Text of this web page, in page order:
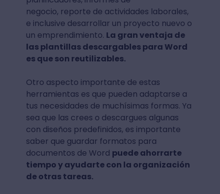
negocio, reporte de actividades laborales,
e inclusive desarrollar un proyecto nuevo o
un emprendimiento. La gran ventaja de
las plantillas descargables para Word
es que son reutilizables.
Otro aspecto importante de estas
herramientas es que pueden adaptarse a
tus necesidades de muchísimas formas. Ya
sea que las crees o descargues algunas
con diseños predefinidos, es importante
saber que guardar formatos para
documentos de Word puede ahorrarte
tiempo y ayudarte con la organización
de otras tareas.